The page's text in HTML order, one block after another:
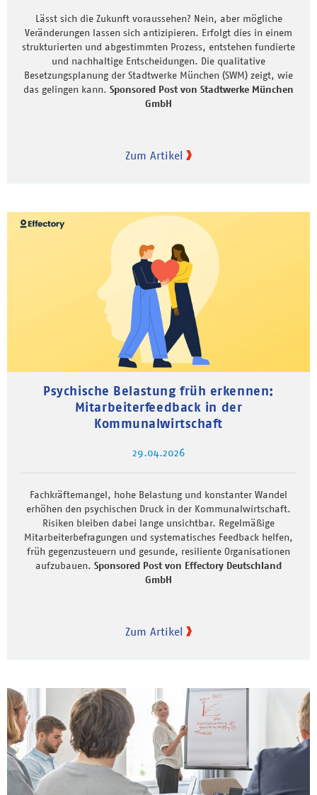
Lässt sich die Zukunft voraussehen? Nein, aber mögliche
Veränderungen lassen sich antizipieren. Erfolgt dies in einem
strukturierten und abgestimmten Prozess, entstehen fundierte
und nachhaltige Entscheidungen. Die qualitative
Besetzungsplanung der Stadtwerke München (SWM) zeigt, wie
das gelingen kann. Sponsored Post von Stadtwerke München
GmbH
Zum Artikel
Psychische Belastung früh erkennen:
Mitarbeiterfeedback in der
Kommunalwirtschaft
29.04.2026
Fachkräftemangel, hohe Belastung und konstanter Wandel
erhöhen den psychischen Druck in der Kommunalwirtschaft.
Risiken bleiben dabei lange unsichtbar. Regelmäßige
Mitarbeiterbefragungen und systematisches Feedback helfen,
früh gegenzusteuern und gesunde, resiliente Organisationen
aufzubauen. Sponsored Post von Effectory Deutschland
GmbH
Zum Artikel